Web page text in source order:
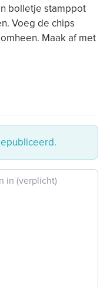
bolletje stamppot
Voeg de chips
Maak af met